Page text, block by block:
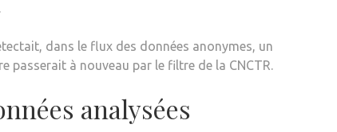
dans le flux des données anonymes, un
passerait à nouveau par le filtre de la CNCTR.
analysées